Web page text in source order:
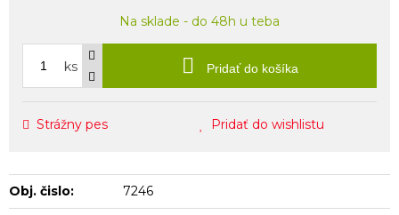
Na sklade - do 48h u teba
ks Pridať do košíka
Strážny pes Pridať do wishlistu
Obj. čislo: 7246